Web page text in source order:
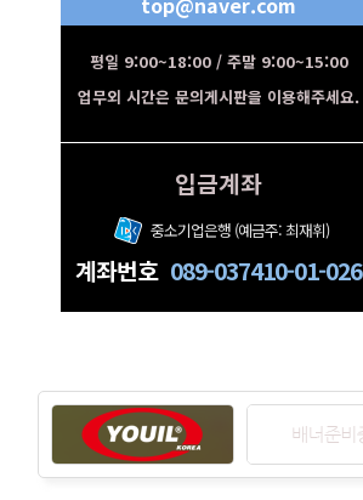
평일 9:00~18:00 / 주말 9:00~15:00
업무외 시간은 문의게시판을 이용해주세요.
입금계좌
중소기업은행 (예금주: 최재휘)
계좌번호 089-037410-01-026